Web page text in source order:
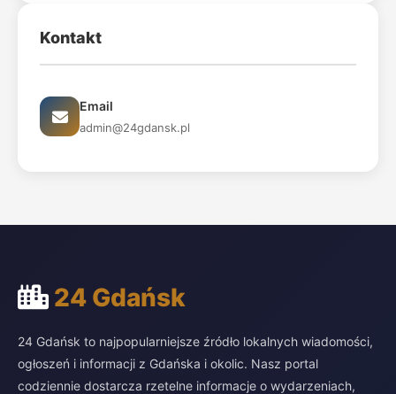
Kontakt
Email
admin@24gdansk.pl
24 Gdańsk
24 Gdańsk to najpopularniejsze źródło lokalnych wiadomości,
ogłoszeń i informacji z Gdańska i okolic. Nasz portal
codziennie dostarcza rzetelne informacje o wydarzeniach,